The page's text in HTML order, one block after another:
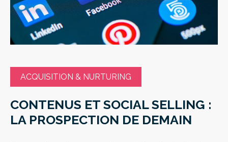
ACQUISITION & NURTURING
CONTENUS ET SOCIAL SELLING :
LA PROSPECTION DE DEMAIN